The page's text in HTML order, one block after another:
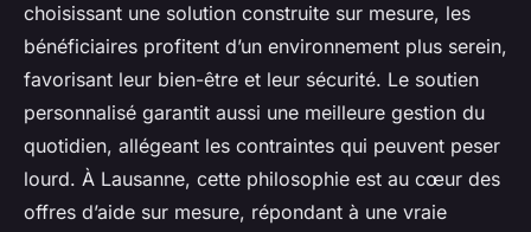
choisissant une solution construite sur mesure, les
bénéficiaires profitent d’un environnement plus serein,
favorisant leur bien-être et leur sécurité. Le soutien
personnalisé garantit aussi une meilleure gestion du
quotidien, allégeant les contraintes qui peuvent peser
lourd. À Lausanne, cette philosophie est au cœur des
offres d’aide sur mesure, répondant à une vraie